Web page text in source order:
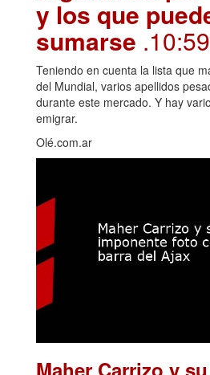
y los que
sumarse.10:59
Teniendo en cuenta la lista que
del Mundial, varios apellidos
durante este mercado. Y hay
Olé.com.ar